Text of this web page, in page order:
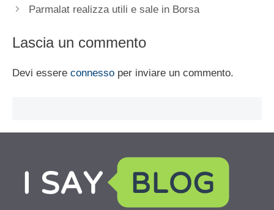
Parmalat realizza utili e sale in Borsa
Lascia un commento
Devi essere connesso per inviare un commento.